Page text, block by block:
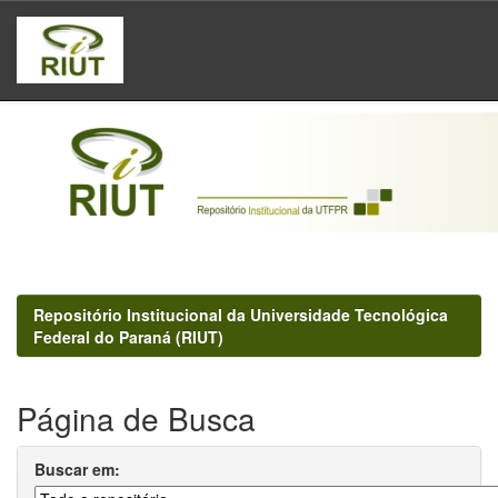
Skip
navigation
Repositório Institucional da Universidade Tecnológica
Federal do Paraná (RIUT)
Página de Busca
Buscar em: